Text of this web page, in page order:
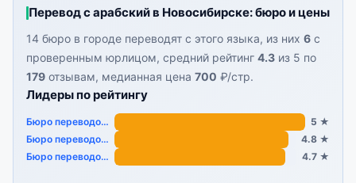
Перевод с арабский в Новосибирске: бюро и цены
14 бюро в городе переводят с этого языка, из них 6 с
проверенным юрлицом, средний рейтинг 4.3 из 5 по
179 отзывам, медианная цена 700 ₽/стр.
Лидеры по рейтингу
Бюро переводов «АК Йорт»
5 ★
Бюро переводов «Переводим. ОРГ»
4.8 ★
Бюро переводов «Языки планеты Земля»
4.7 ★